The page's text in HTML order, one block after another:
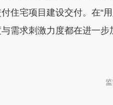
住宅项目建设交付。在“
力度与需求刺激力